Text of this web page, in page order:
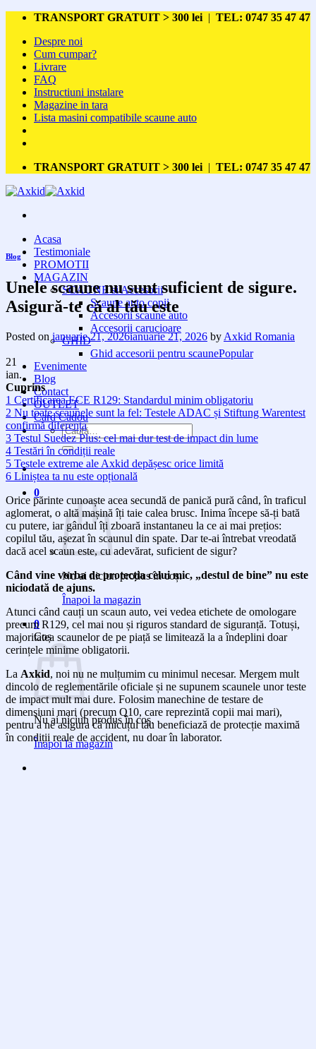
Skip
content
TRANSPORT GRATUIT > 300 lei | TEL: 0747 35 47 47
Despre noi
Cum cumpar?
Livrare
FAQ
Instructiuni instalare
Magazine in tara
Lista masini compatibile scaune auto
TRANSPORT GRATUIT > 300 lei | TEL: 0747 35 47 47
Acasa
Testimoniale
PROMOTII
MAGAZIN
SCAUNE si Accesorii
Scaune auto copii
Accesorii scaune auto
Accesorii carucioare
GHID
Ghid accesorii pentru scaune
Evenimente
Blog
Contact
OUTLET
Card Cadou
Caută
după:
0
Nu ai niciun produs în coș.
Înapoi la magazin
0
Coș
Nu ai niciun produs în coș.
Înapoi la magazin
Blog
Unele scaune nu sunt suficient de sigure.
Asigură-te că al tău este
Posted onianuarie 21, 2026ianuarie 21, 2026 by Axkid Romania
21
ian.
Cuprins
1 Certificarea ECE R129: Standardul minim obligatoriu
2 Nu toate scaunele sunt la fel: Testele ADAC și Stiftung Warentest
confirmă diferența
3 Testul Suedez Plus: cel mai dur test de impact din lume
4 Testări în condiții reale
5 Testele extreme ale Axkid depășesc orice limită
6 Liniștea ta nu este opțională
Orice părinte cunoaște acea secundă de panică pură când, în traficul
aglomerat, o altă mașină îți taie calea brusc. Inima începe să-ți bată
cu putere, iar gândul îți zboară instantaneu la ce ai mai prețios:
copilul tău, așezat în scaunul din spate. Dar te-ai întrebat vreodată
dacă acel scaun este, cu adevărat, suficient de sigur?
Când vine vorba de protecția celui mic, „destul de bine” nu este
niciodată de ajuns.
Atunci când cauți un scaun auto, vei vedea etichete de omologare
precum R129, cel mai nou și riguros standard de siguranță. Totuși,
majoritatea scaunelor de pe piață se limitează la a îndeplini doar
cerințele minime obligatorii.
La Axkid, noi nu ne mulțumim cu minimul necesar. Mergem mult
dincolo de reglementările oficiale și ne supunem scaunele unor teste
de impact mult mai dure. Folosim manechine de testare de
dimensiuni mari (precum Q10, care reprezintă copii mai mari),
pentru a ne asigura că micuțul tău beneficiază de protecție maximă
în condiții reale de accident, nu doar în laborator.